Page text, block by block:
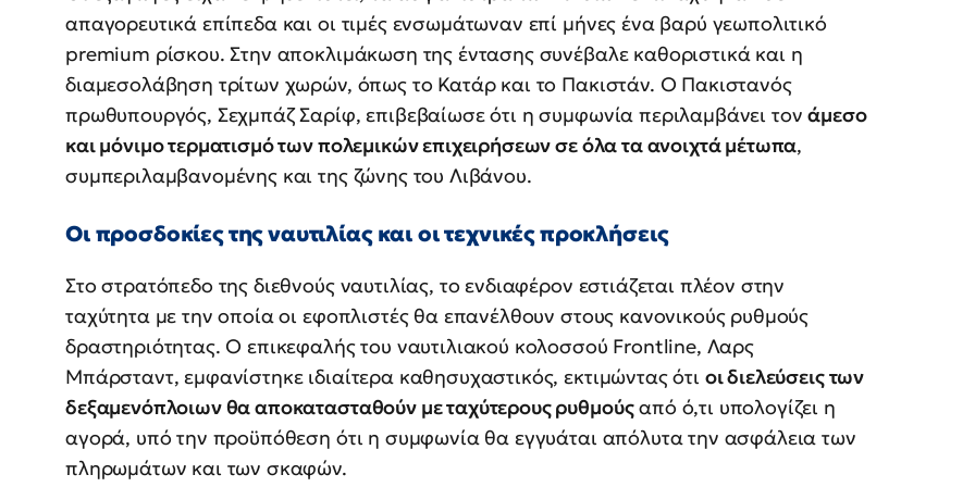
απαγορευτικά επίπεδα και οι τιμές ενσωμάτωναν επί μήνες ένα βαρύ γεωπολιτικό
premium ρίσκου. Στην αποκλιμάκωση της έντασης συνέβαλε καθοριστικά και η
διαμεσολάβηση τρίτων χωρών, όπως το Κατάρ και το Πακιστάν. Ο Πακιστανός
πρωθυπουργός, Σεχμπάζ Σαρίφ, επιβεβαίωσε ότι η συμφωνία περιλαμβάνει τονάμεσο
και μόνιμο τερματισμό των πολεμικών επιχειρήσεων σε όλα τα ανοιχτά μέτωπα,
συμπεριλαμβανομένης και της ζώνης του Λιβάνου.
Οι προσδοκίες της ναυτιλίας και οι τεχνικές προκλήσεις
Στο στρατόπεδο της διεθνούς ναυτιλίας, το ενδιαφέρον εστιάζεται πλέον στην
ταχύτητα με την οποία οι εφοπλιστές θα επανέλθουν στους κανονικούς ρυθμούς
δραστηριότητας. Ο επικεφαλής του ναυτιλιακού κολοσσού Frontline, Λαρς
Μπάρσταντ, εμφανίστηκε ιδιαίτερα καθησυχαστικός, εκτιμώντας ότι οι διελεύσεις των
δεξαμενόπλοιων θα αποκατασταθούν με ταχύτερους ρυθμούςαπό ό,τι υπολογίζει η
αγορά, υπό την προϋπόθεση ότι η συμφωνία θα εγγυάται απόλυτα την ασφάλεια των
πληρωμάτων και των σκαφών.